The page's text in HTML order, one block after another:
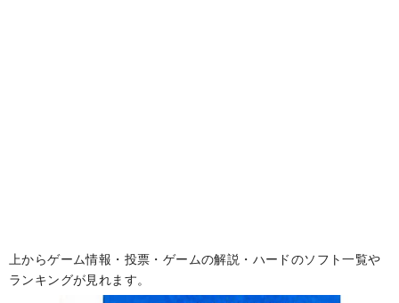
上からゲーム情報・投票・ゲームの解説・ハードのソフト一覧や
ランキングが見れます。